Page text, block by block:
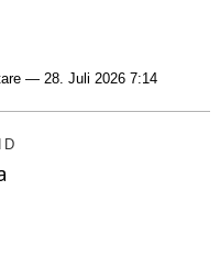
— 28. Juli 2026 7:14